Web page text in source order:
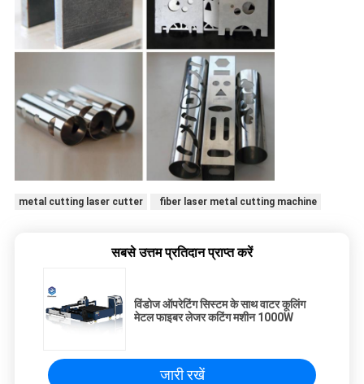
metal cutting laser cutter fiber laser metal cutting machine
सबसे उत्तम प्रतिदान प्राप्त करें
विंडोज ऑपरेटिंग सिस्टम के साथ वाटर कूलिंग
मेटल फाइबर लेजर कटिंग मशीन 1000W
जारी रखें